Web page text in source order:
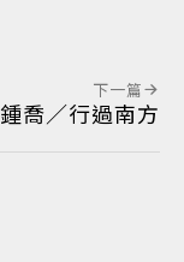
下一篇
鍾喬／行過南方